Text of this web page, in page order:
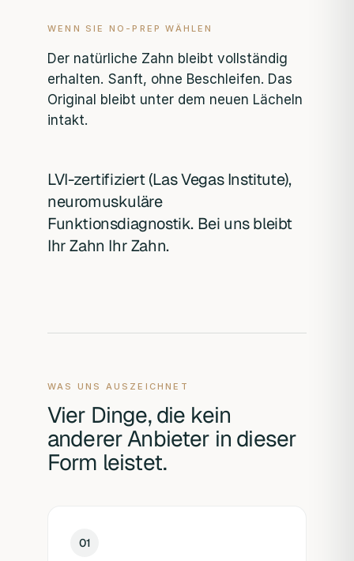
WENN SIE NO-PREP WÄHLEN
Der natürliche Zahn bleibt vollständig
erhalten. Sanft, ohne Beschleifen. Das
Original bleibt unter dem neuen Lächeln
intakt.
LVI-zertifiziert (Las Vegas Institute),
neuromuskuläre
Funktionsdiagnostik. Bei uns bleibt
Ihr Zahn Ihr Zahn.
WAS UNS AUSZEICHNET
Vier Dinge, die kein
anderer Anbieter in dieser
Form leistet.
01